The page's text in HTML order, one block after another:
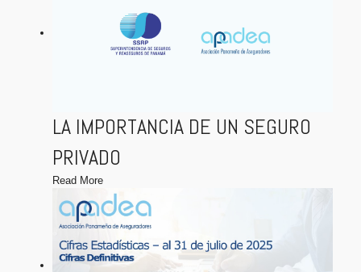
LA IMPORTANCIA DE UN SEGURO
PRIVADO
Read More